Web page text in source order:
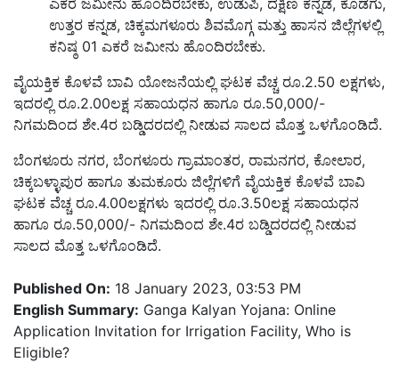
ಎಕರೆ ಜಮೀನು ಹೊಂದಿರಬೇಕು, ಉಡುಪಿ, ದಕ್ಷಿಣ ಕನ್ನಡ, ಕೊಡಗು,
ಉತ್ತರ ಕನ್ನಡ, ಚಿಕ್ಕಮಗಳೂರು ಶಿವಮೊಗ್ಗ ಮತ್ತು ಹಾಸನ ಜಿಲ್ಲೆಗಳಲ್ಲಿ
ಕನಿಷ್ಠ 01 ಎಕರೆ ಜಮೀನು ಹೊಂದಿರಬೇಕು.
ವೈಯಕ್ತಿಕ ಕೊಳವೆ ಬಾವಿ ಯೋಜನೆಯಲ್ಲಿ ಘಟಕ ವೆಚ್ಚ ರೂ.2.50 ಲಕ್ಷಗಳು,
ಇದರಲ್ಲಿ ರೂ.2.00ಲಕ್ಷ ಸಹಾಯಧನ ಹಾಗೂ ರೂ.50,000/-
ನಿಗಮದಿಂದ ಶೇ.4ರ ಬಡ್ಡಿದರದಲ್ಲಿ ನೀಡುವ ಸಾಲದ ಮೊತ್ತ ಒಳಗೊಂಡಿದೆ.
ಬೆಂಗಳೂರು ನಗರ, ಬೆಂಗಳೂರು ಗ್ರಾಮಾಂತರ, ರಾಮನಗರ, ಕೋಲಾರ,
ಚಿಕ್ಕಬಳ್ಳಾಪುರ ಹಾಗೂ ತುಮಕೂರು ಜಿಲ್ಲೆಗಳಿಗೆ ವೈಯಕ್ತಿಕ ಕೊಳವೆ ಬಾವಿ
ಘಟಕ ವೆಚ್ಚ ರೂ.4.00ಲಕ್ಷಗಳು ಇದರಲ್ಲಿ ರೂ.3.50ಲಕ್ಷ ಸಹಾಯಧನ
ಹಾಗೂ ರೂ.50,000/- ನಿಗಮದಿಂದ ಶೇ.4ರ ಬಡ್ಡಿದರದಲ್ಲಿ ನೀಡುವ
ಸಾಲದ ಮೊತ್ತ ಒಳಗೊಂಡಿದೆ.
Published On: 18 January 2023, 03:53 PM
English Summary: Ganga Kalyan Yojana: Online
Application Invitation for Irrigation Facility, Who is
Eligible?